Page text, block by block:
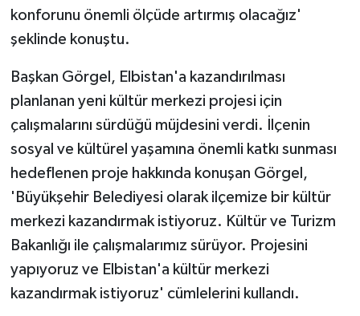
konforunu önemli ölçüde artırmış olacağız'
şeklinde konuştu.
Başkan Görgel, Elbistan'a kazandırılması
planlanan yeni kültür merkezi projesi için
çalışmalarını sürdüğü müjdesini verdi. İlçenin
sosyal ve kültürel yaşamına önemli katkı sunması
hedeflenen proje hakkında konuşan Görgel,
'Büyükşehir Belediyesi olarak ilçemize bir kültür
merkezi kazandırmak istiyoruz. Kültür ve Turizm
Bakanlığı ile çalışmalarımız sürüyor. Projesini
yapıyoruz ve Elbistan'a kültür merkezi
kazandırmak istiyoruz' cümlelerini kullandı.